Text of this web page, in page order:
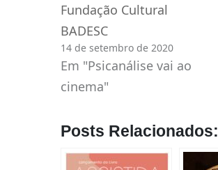
Fundação Cultural
BADESC
14 de setembro de 2020
Em "Psicanálise vai ao
cinema"
Posts Relacionados: